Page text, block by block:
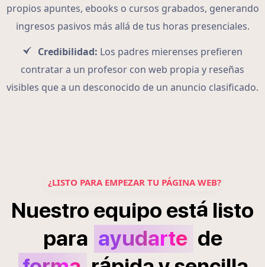
propios apuntes, ebooks o cursos grabados, generando
ingresos pasivos más allá de tus horas presenciales.
Credibilidad: Los padres mierenses prefieren
contratar a un profesor con web propia y reseñas
visibles que a un desconocido de un anuncio clasificado.
¿LISTO PARA EMPEZAR TU PÁGINA WEB?
Nuestro equipo está listo
para ayudarte de